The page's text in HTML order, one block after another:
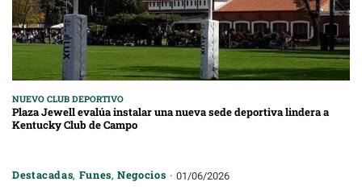
NUEVO CLUB DEPORTIVO
Plaza Jewell evalúa instalar una nueva sede deportiva lindera a
Kentucky Club de Campo
Destacadas, Funes,Negocios 01/06/2026